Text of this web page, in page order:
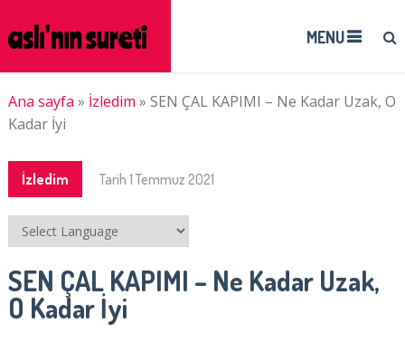
MENU
Ana sayfa » İzledim » SEN ÇAL KAPIMI – Ne Kadar Uzak, O
Kadar İyi
İzledim Tarih 1 Temmuz 2021
SEN ÇAL KAPIMI – Ne Kadar Uzak,
O Kadar İyi